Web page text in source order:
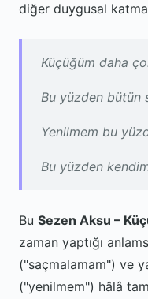
diğer duygusal
Küçüğüm daha
Bu yüzden bütün
Yenilmem bu
Bu yüzden
Bu Sezen Aksu –
zaman yaptığı
("saçmalamam") ve
("yenilmem") hâlâ